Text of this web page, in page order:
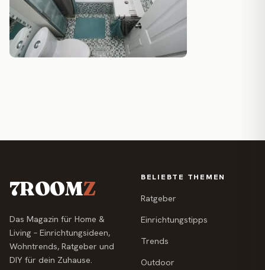
7ROOMZ
Das Magazin für Home &
Living – Einrichtungsideen,
Wohntrends, Ratgeber und
DIY für dein Zuhause.
BELIEBTE THEMEN
Ratgeber
Einrichtungstipps
Trends
Outdoor